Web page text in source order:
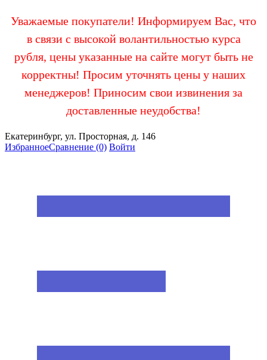
Уважаемые покупатели! Информируем Вас, что
в связи с высокой волантильностью курса
рубля, цены указанные на сайте могут быть не
корректны! Просим уточнять цены у наших
менеджеров! Приносим свои извинения за
доставленные неудобства!
Екатеринбург, ул. Просторная, д. 146
ИзбранноеСравнение (0) Войти